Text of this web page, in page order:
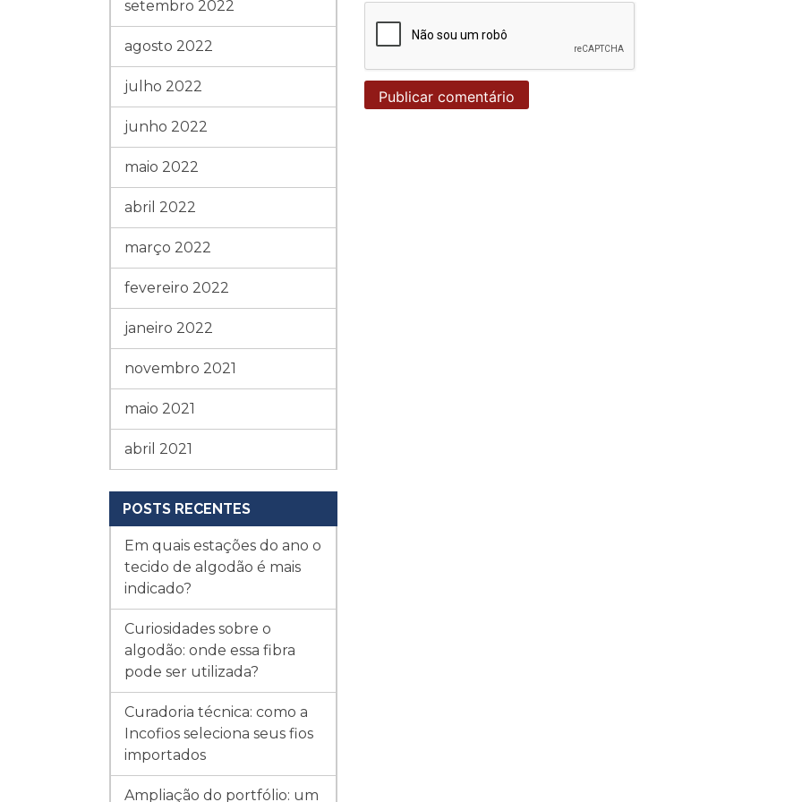
setembro 2022
agosto 2022
julho 2022
junho 2022
maio 2022
abril 2022
março 2022
fevereiro 2022
janeiro 2022
novembro 2021
maio 2021
abril 2021
POSTS RECENTES
Em quais estações do ano o
tecido de algodão é mais
indicado?
Curiosidades sobre o
algodão: onde essa fibra
pode ser utilizada?
Curadoria técnica: como a
Incofios seleciona seus fios
importados
Ampliação do portfólio: um